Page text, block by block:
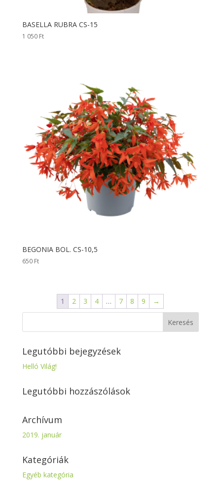
BASELLA RUBRA CS-15
1 050 Ft
BEGONIA BOL. CS-10,5
650 Ft
1 2 3 4 … 7 8 9 →
Legutóbbi bejegyzések
Helló Világ!
Legutóbbi hozzászólások
Archívum
2019. január
Kategóriák
Egyéb kategória